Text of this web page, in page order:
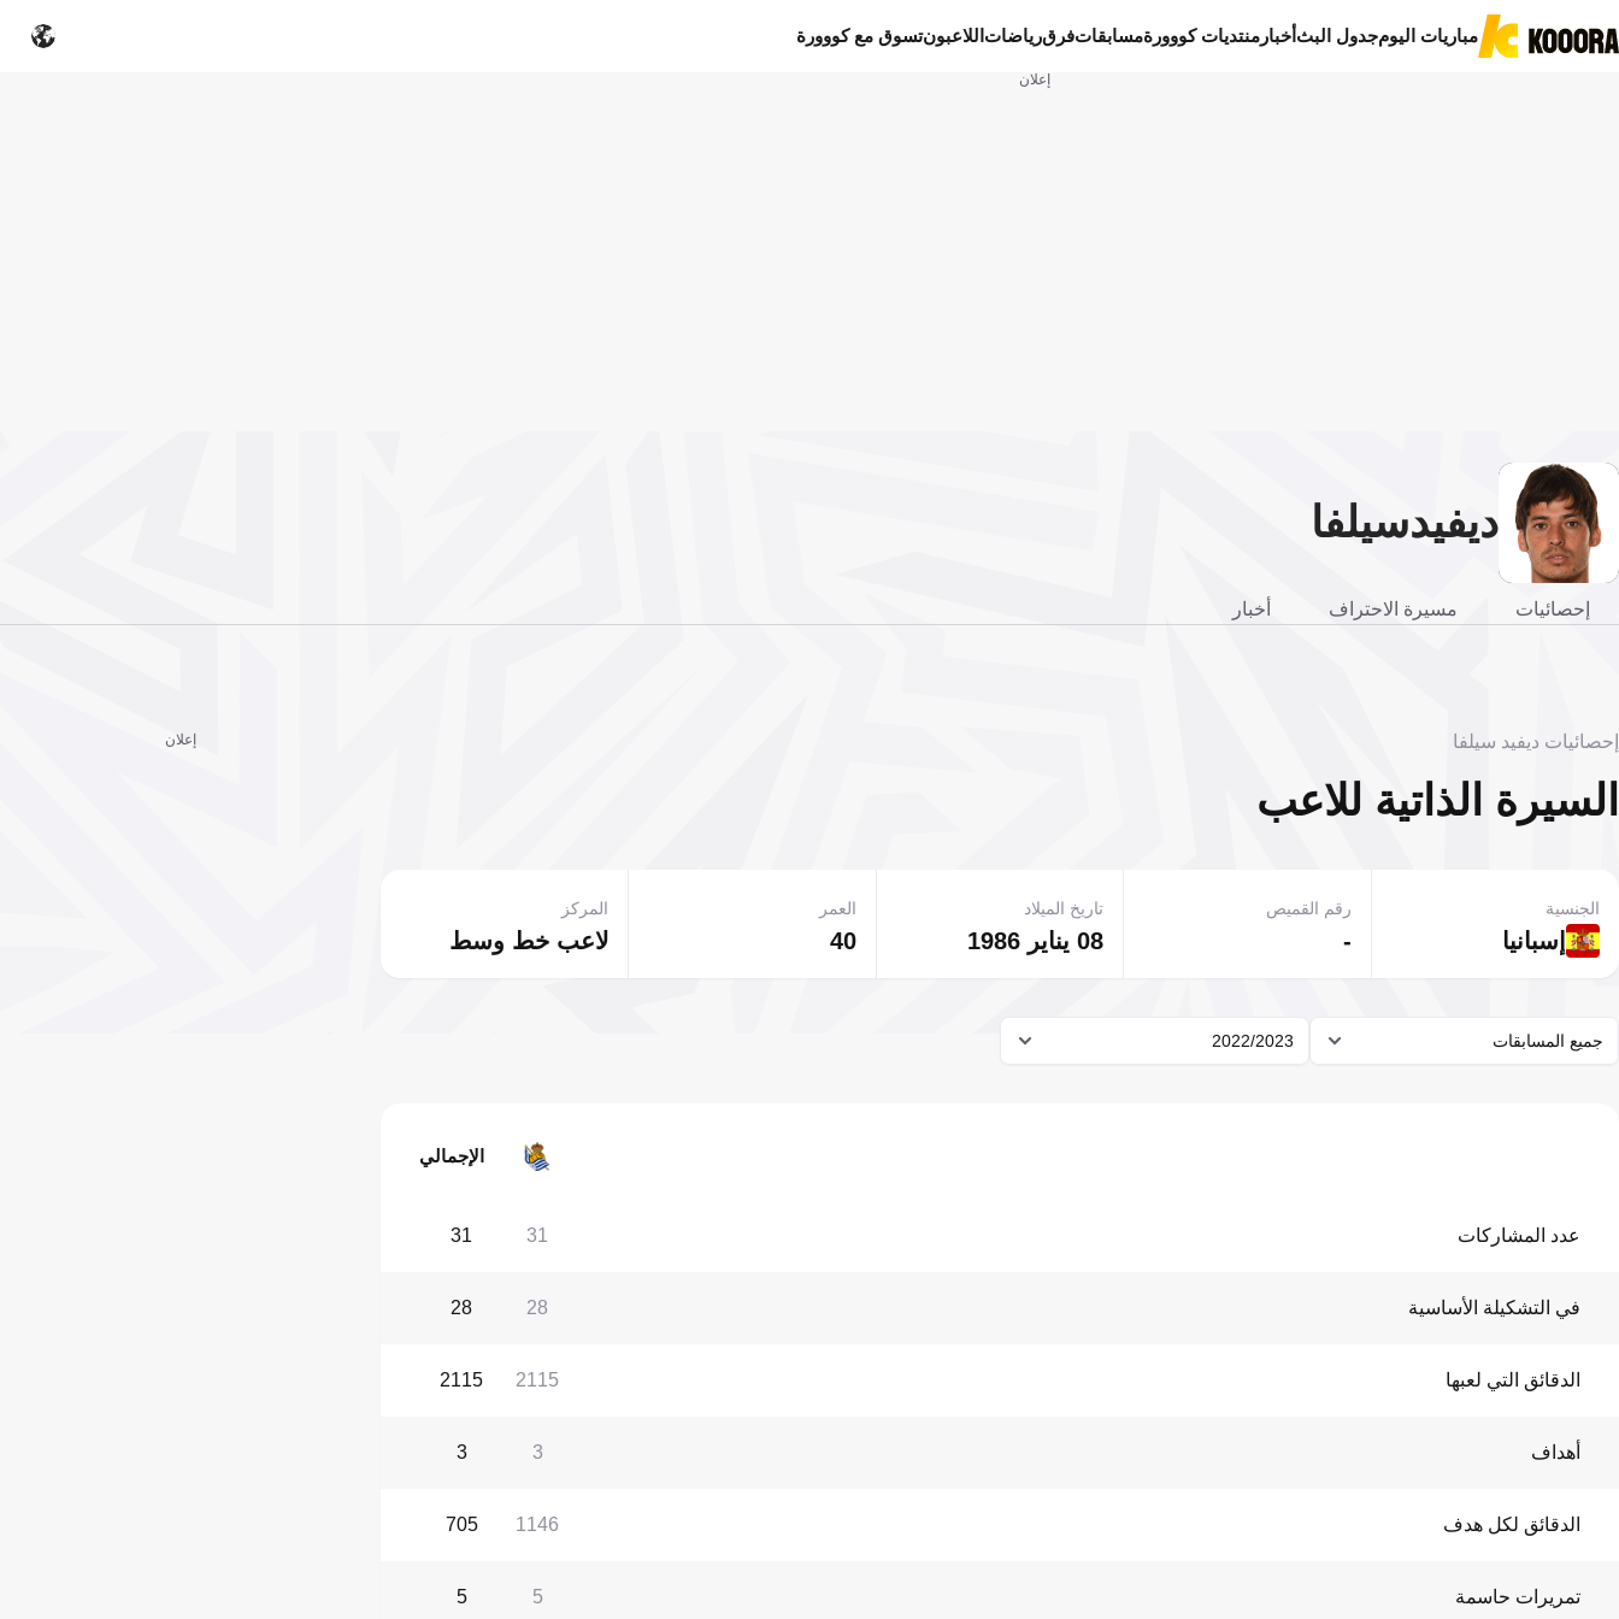
مباريات اليومجدول البثأخبار منتديات كووورةمسابقاتفرقرياضات اللاعبونتسوق مع كووورة
إعلان
ديفيدسيلفا
إحصائيات مسيرة الاحتراف أخبار
إحصائيات ديفيد سيلفا
السيرة الذاتية للاعب
إسبانيا
الجنسية
-
رقم القميص
08 يناير 1986
تاريخ الميلاد
40
العمر
لاعب خط وسط
المركز
جميع المسابقات 2022/2023
الإجمالي
عدد المشاركات 31
31
في التشكيلة الأساسية 28
28
الدقائق التي لعبها 2115
2115
أهداف 3
3
الدقائق لكل هدف 1146
705
تمريرات حاسمة 5
5
إعلان